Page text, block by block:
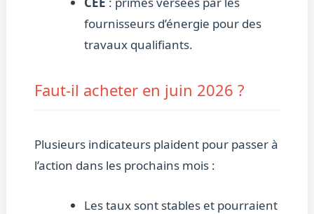
fournisseurs d’énergie pour des
travaux qualifiants.
Faut-il acheter en juin 2026 ?
Plusieurs indicateurs plaident pour passer à
l’action dans les prochains mois :
Les taux sont stables et pourraient